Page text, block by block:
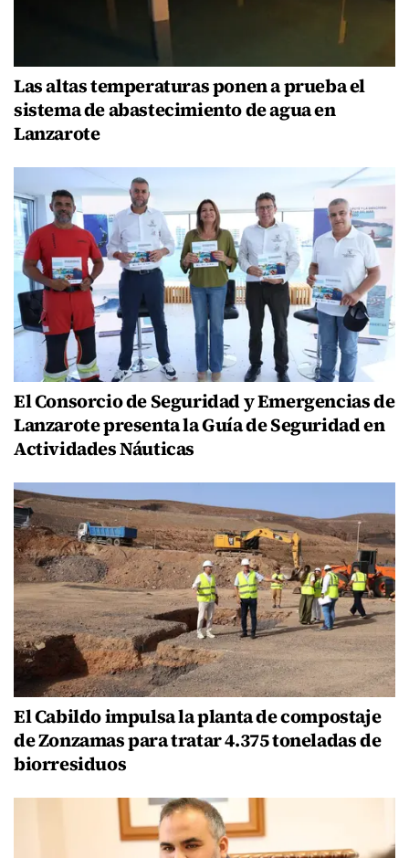
Las altas temperaturas ponen a prueba el
sistema de abastecimiento de agua en
Lanzarote
El Consorcio de Seguridad y Emergencias de
Lanzarote presenta la Guía de Seguridad en
Actividades Náuticas
El Cabildo impulsa la planta de compostaje
de Zonzamas para tratar 4.375 toneladas de
biorresiduos